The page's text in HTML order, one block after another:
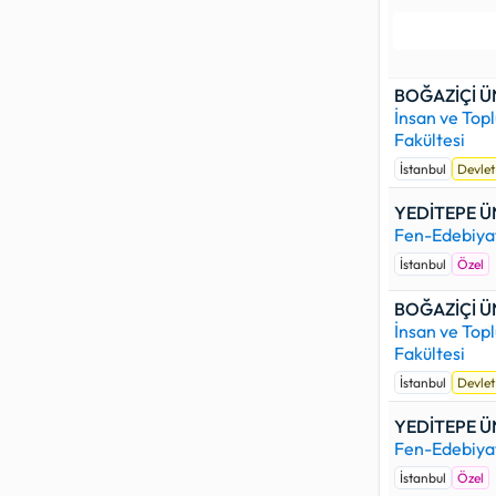
başarı
Özel
başarı
barajını
BOĞAZİÇİ
İnsan ve
Fakültesi
İstanbul Devlet
YEDİTEPE
Fen-
İstanbul Özel
BOĞAZİÇİ
İnsan ve
Fakültesi
İstanbul Devlet
YEDİTEPE
Fen-
İstanbul Özel